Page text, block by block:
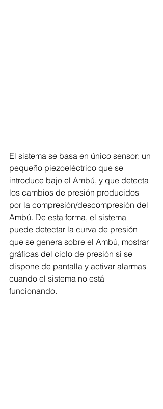
El sistema se basa en único sensor: un
pequeño piezoeléctrico que se
introduce bajo el Ambú, y que detecta
los cambios de presión producidos
por la compresión/descompresión del
Ambú. De esta forma, el sistema
puede detectar la curva de presión
que se genera sobre el Ambú, mostrar
gráficas del ciclo de presión si se
dispone de pantalla y activar alarmas
cuando el sistema no está
funcionando.